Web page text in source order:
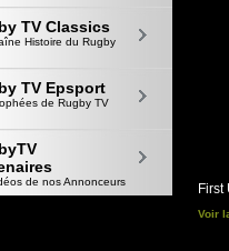
TV Classics
Histoire du Rugby
TV Epsport
de Rugby TV
de nos Annonceurs First
Voir